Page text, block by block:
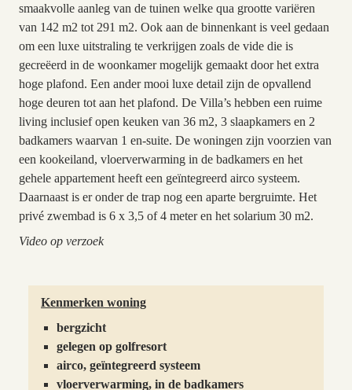
smaakvolle aanleg van de tuinen welke qua grootte variëren
van 142 m2 tot 291 m2. Ook aan de binnenkant is veel gedaan
om een luxe uitstraling te verkrijgen zoals de vide die is
gecreëerd in de woonkamer mogelijk gemaakt door het extra
hoge plafond. Een ander mooi luxe detail zijn de opvallend
hoge deuren tot aan het plafond. De Villa’s hebben een ruime
living inclusief open keuken van 36 m2, 3 slaapkamers en 2
badkamers waarvan 1 en-suite. De woningen zijn voorzien van
een kookeiland, vloerverwarming in de badkamers en het
gehele appartement heeft een geïntegreerd airco systeem.
Daarnaast is er onder de trap nog een aparte bergruimte. Het
privé zwembad is 6 x 3,5 of 4 meter en het solarium 30 m2.
Video op verzoek
Kenmerken woning
bergzicht
gelegen op golfresort
airco, geïntegreerd systeem
vloerverwarming, in de badkamers